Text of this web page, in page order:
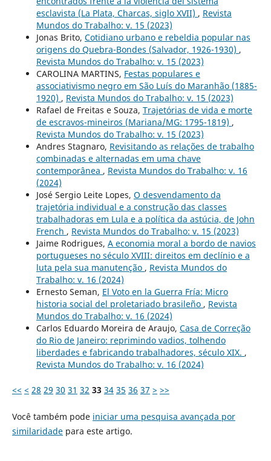
esclavista (La Plata, Charcas, siglo XVII) , Revista
Mundos do Trabalho: v. 15 (2023)
Jonas Brito, Cotidiano urbano e rebeldia popular nas
origens do Quebra-Bondes (Salvador, 1926-1930) ,
Revista Mundos do Trabalho: v. 15 (2023)
CAROLINA MARTINS, Festas populares e
associativismo negro em São Luís do Maranhão (1885-
1920) , Revista Mundos do Trabalho: v. 15 (2023)
Rafael de Freitas e Souza, Trajetórias de vida e morte
de escravos-mineiros (Mariana/MG: 1795-1819) ,
Revista Mundos do Trabalho: v. 15 (2023)
Andres Stagnaro, Revisitando as relações de trabalho
combinadas e alternadas em uma chave
contemporânea , Revista Mundos do Trabalho: v. 16
(2024)
José Sergio Leite Lopes, O desvendamento da
trajetória individual e a construção das classes
trabalhadoras em Lula e a política da astúcia, de John
French , Revista Mundos do Trabalho: v. 15 (2023)
Jaime Rodrigues, A economia moral a bordo de navios
portugueses no século XVIII: direitos em declínio e a
luta pela sua manutenção , Revista Mundos do
Trabalho: v. 16 (2024)
Ernesto Seman, El Voto en la Guerra Fría: Micro
historia social del proletariado brasileño , Revista
Mundos do Trabalho: v. 16 (2024)
Carlos Eduardo Moreira de Araujo, Casa de Correção
do Rio de Janeiro: reprimindo vadios, tolhendo
liberdades e fabricando trabalhadores, século XIX. ,
Revista Mundos do Trabalho: v. 16 (2024)
<< < 28 29 30 31 32 33 34 35 36 37 > >>
Você também pode iniciar uma pesquisa avançada por
similaridadepara este artigo.